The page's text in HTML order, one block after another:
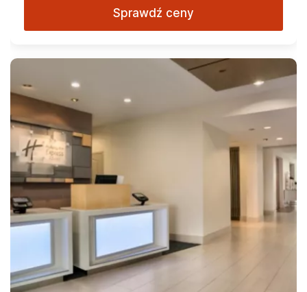
Sprawdź ceny